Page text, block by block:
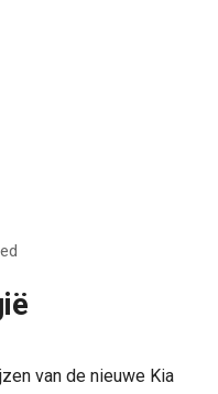
van de nieuwe Kia